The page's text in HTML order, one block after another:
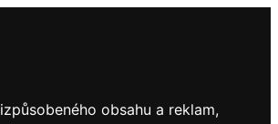
obsahu a reklam,